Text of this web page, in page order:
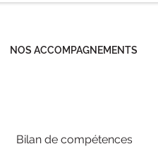
NOS ACCOMPAGNEMENTS
Bilan de compétences